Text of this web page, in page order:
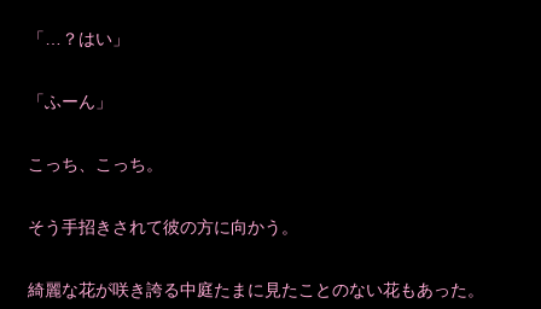
「…？はい」
「ふーん」
こっち、こっち。
そう手招きされて彼の方に向かう。
綺麗な花が咲き誇る中庭たまに見たことのない花もあった。